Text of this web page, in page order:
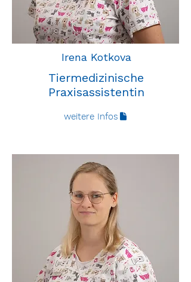
Irena Kotkova
Tiermedizinische
Praxisassistentin
weitere Infos